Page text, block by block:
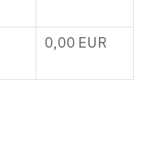
0,00 EUR